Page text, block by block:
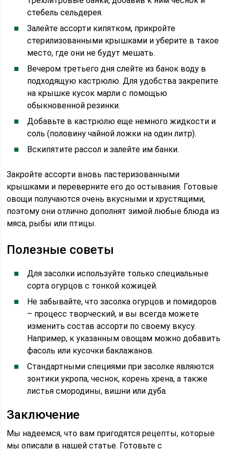
стебель сельдерея.
Залейте ассорти кипятком, прикройте
стерилизованными крышками и уберите в такое
место, где они не будут мешать.
Вечером третьего дня слейте из банок воду в
подходящую кастрюлю. Для удобства закрепите
на крышке кусок марли с помощью
обыкновенной резинки.
Добавьте в кастрюлю еще немного жидкости и
соль (половину чайной ложки на один литр).
Вскипятите рассол и залейте им банки.
Закройте ассорти вновь пастеризованными
крышками и переверните его до остывания. Готовые
овощи получаются очень вкусными и хрустящими,
поэтому они отлично дополнят зимой любые блюда из
мяса, рыбы или птицы.
Полезные советы
Для засолки используйте только специальные
сорта огурцов с тонкой кожицей.
Не забывайте, что засолка огурцов и помидоров
– процесс творческий, и вы всегда можете
изменить состав ассорти по своему вкусу.
Например, к указанным овощам можно добавить
фасоль или кусочки баклажанов.
Стандартными специями при засолке являются
зонтики укропа, чеснок, корень хрена, а также
листья смородины, вишни или дуба.
Заключение
Мы надеемся, что вам пригодятся рецепты, которые
мы описали в нашей статье. Готовьте с